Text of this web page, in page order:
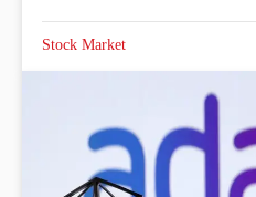
Stock Market